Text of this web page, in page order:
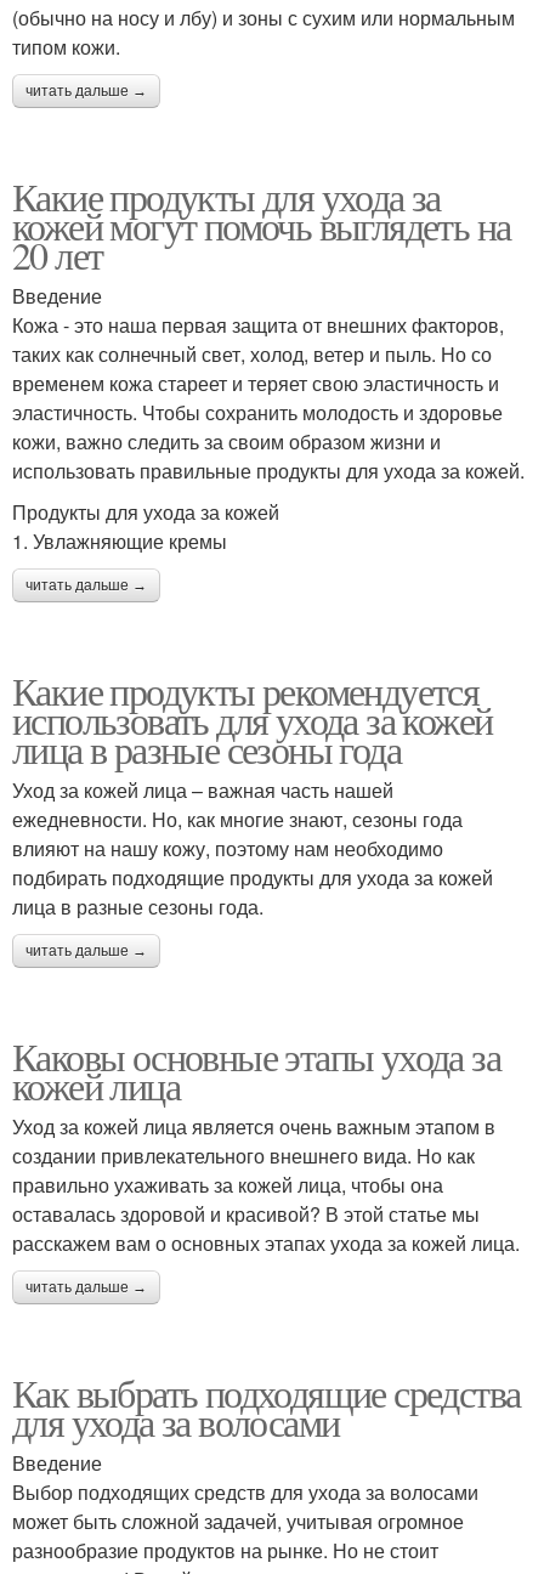
(обычно на носу и лбу) и зоны с сухим или нормальным
типом кожи.
читать дальше →
Какие продукты для ухода за
кожей могут помочь выглядеть на
20 лет
Введение
Кожа - это наша первая защита от внешних факторов,
таких как солнечный свет, холод, ветер и пыль. Но со
временем кожа стареет и теряет свою эластичность и
эластичность. Чтобы сохранить молодость и здоровье
кожи, важно следить за своим образом жизни и
использовать правильные продукты для ухода за кожей.
Продукты для ухода за кожей
1. Увлажняющие кремы
читать дальше →
Какие продукты рекомендуется
использовать для ухода за кожей
лица в разные сезоны года
Уход за кожей лица – важная часть нашей
ежедневности. Но, как многие знают, сезоны года
влияют на нашу кожу, поэтому нам необходимо
подбирать подходящие продукты для ухода за кожей
лица в разные сезоны года.
читать дальше →
Каковы основные этапы ухода за
кожей лица
Уход за кожей лица является очень важным этапом в
создании привлекательного внешнего вида. Но как
правильно ухаживать за кожей лица, чтобы она
оставалась здоровой и красивой? В этой статье мы
расскажем вам о основных этапах ухода за кожей лица.
читать дальше →
Как выбрать подходящие средства
для ухода за волосами
Введение
Выбор подходящих средств для ухода за волосами
может быть сложной задачей, учитывая огромное
разнообразие продуктов на рынке. Но не стоит